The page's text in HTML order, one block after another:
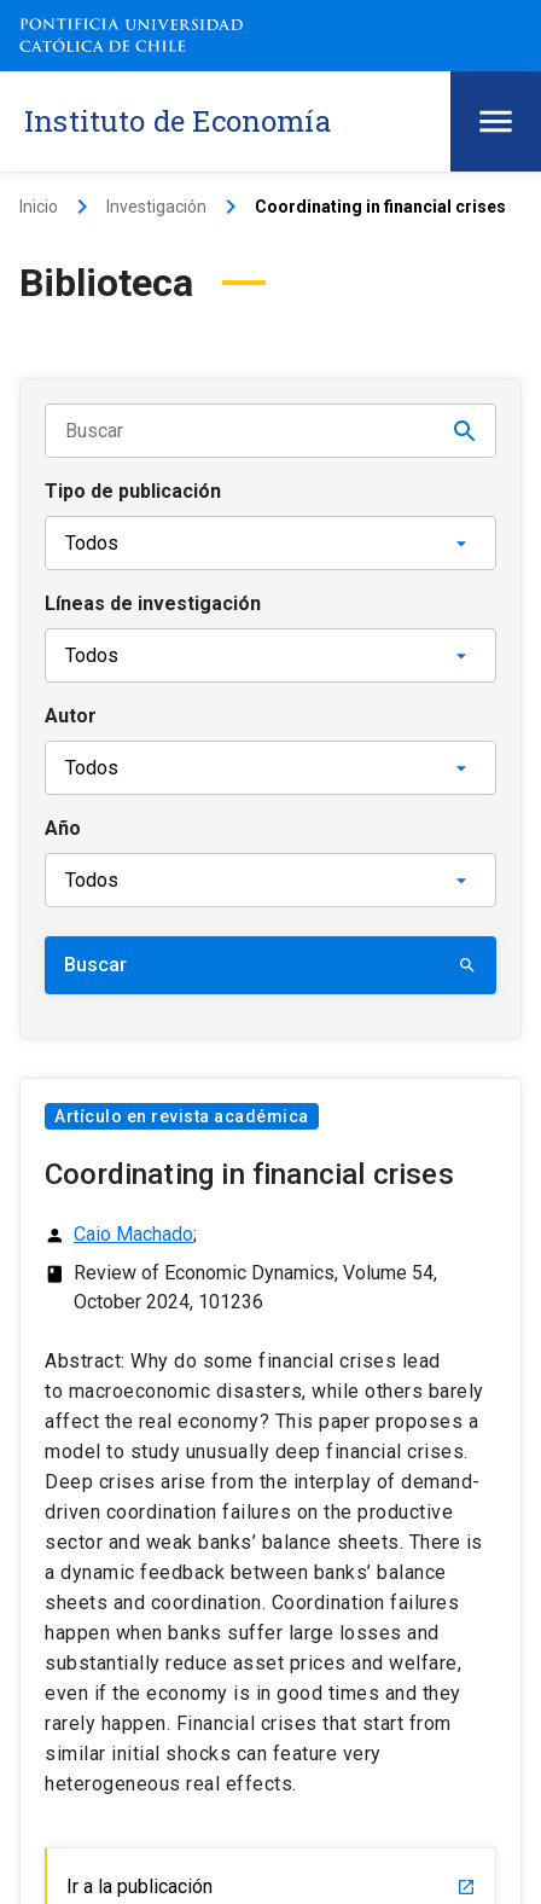
Instituto de Economía
Inicio keyboard_arrow_right Investigación keyboard_arrow_right Coordinating in financial crises
Biblioteca
Tipo de publicación
Líneas de investigación
Autor
Año
Buscar search
Artículo en revista académica
Coordinating in financial crises
person Caio Machado;
class
Review of Economic Dynamics, Volume 54,
October 2024, 101236
Abstract: Why do some financial crises lead
to macroeconomic disasters, while others barely
affect the real economy? This paper proposes a
model to study unusually deep financial crises.
Deep crises arise from the interplay of demand-
driven coordination failures on the productive
sector and weak banks’ balance sheets. There is
a dynamic feedback between banks’ balance
sheets and coordination. Coordination failures
happen when banks suffer large losses and
substantially reduce asset prices and welfare,
even if the economy is in good times and they
rarely happen. Financial crises that start from
similar initial shocks can feature very
heterogeneous real effects.
Ir a la publicación launch